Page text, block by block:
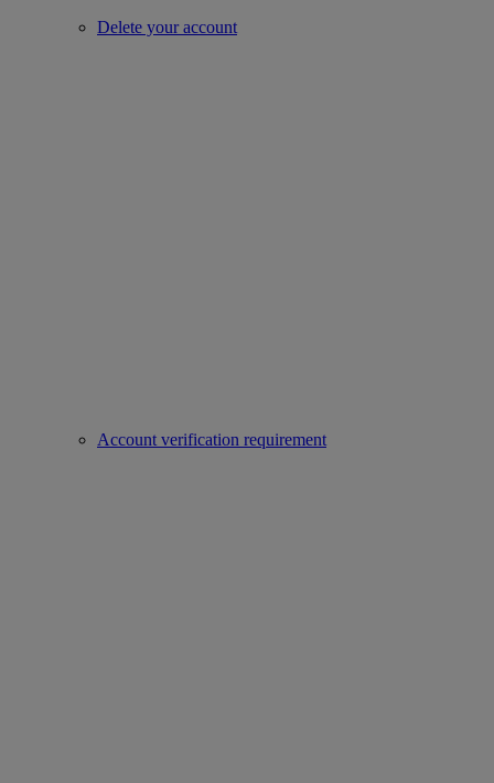
Delete your account
Account verification requirement